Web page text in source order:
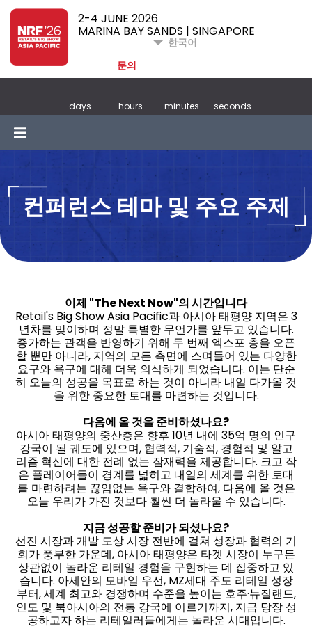
2-4 JUNE 2026
MARINA BAY SANDS | SINGAPORE
한국어
문의
days hours minutes seconds
컨퍼런스 테마 및 주요 주제
이제 "The Next Now"의 시간입니다
Retail's Big Show Asia Pacific과 아시아 태평양 지역은 3
년차를 맞이하며 정말 특별한 무언가를 앞두고 있습니다.
증가하는 관객을 반영하기 위해 두 번째 엑스포 층을 오픈
할 뿐만 아니라, 지역의 모든 측면에 스며들어 있는 다양한
요구와 욕구에 대해 더욱 의식하게 되었습니다. 이는 단순
히 오늘의 성공을 목표로 하는 것이 아니라 내일 다가올 것
을 위한 중요한 토대를 마련하는 것입니다.
다음에 올 것을 준비하셨나요?
아시아 태평양의 중산층은 향후 10년 내에 35억 명의 인구
강국이 될 궤도에 있으며, 협력적, 기술적, 경험적 및 알고
리즘 혁신에 대한 전례 없는 잠재력을 제공합니다. 크고 작
은 플레이어들이 경계를 넓히고 내일의 세계를 위한 토대
를 마련하려는 끊임없는 욕구와 결합하여, 다음에 올 것은
오늘 우리가 가진 것보다 훨씬 더 놀라울 수 있습니다.
지금 성공할 준비가 되셨나요?
선진 시장과 개발 도상 시장 전반에 걸쳐 성장과 협력의 기
회가 풍부한 가운데, 아시아 태평양은 타겟 시장이 누구든
상관없이 놀라운 리테일 경험을 구현하는 데 집중하고 있
습니다. 아세안의 모바일 우선, MZ세대 주도 리테일 성장
부터, 세계 최고와 경쟁하며 수준을 높이는 호주·뉴질랜드,
인도 및 북아시아의 전통 강국에 이르기까지, 지금 당장 성
공하고자 하는 리테일러들에게는 놀라운 시대입니다.